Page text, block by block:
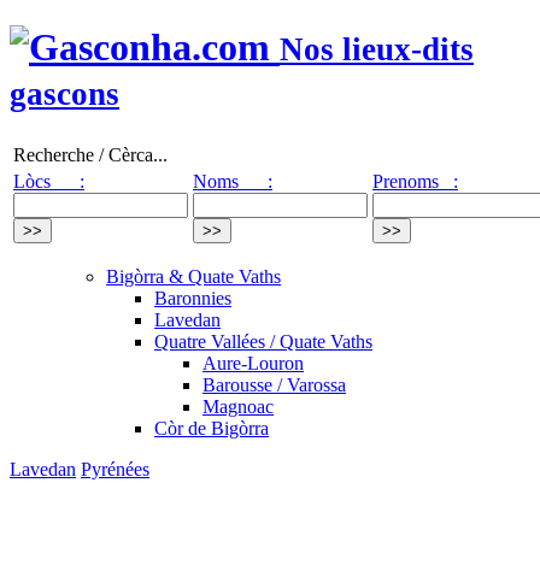
Nos lieux-dits
gascons
Recherche / Cèrca...
Lòcs :
Noms : Prenoms :
Bigòrra & Quate Vaths
Baronnies
Lavedan
Quatre Vallées / Quate Vaths
Aure-Louron
Barousse / Varossa
Magnoac
Còr de Bigòrra
Lavedan Pyrénées